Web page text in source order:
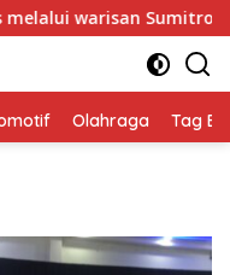
Sumitro dan urgensi
Olahraga Tag